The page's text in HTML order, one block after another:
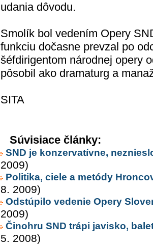
udania dôvodu.
Smolík bol vedením Opery
funkciu dočasne prevzal po
šéfdirigentom národnej opery
pôsobil ako dramaturg a
SITA
Súvisiace články:
SND je konzervatívne,
2009)
Politika, ciele a metódy
8. 2009)
Odstúpilo vedenie Opery
2009)
Činohru SND trápi javisko,
5. 2008)